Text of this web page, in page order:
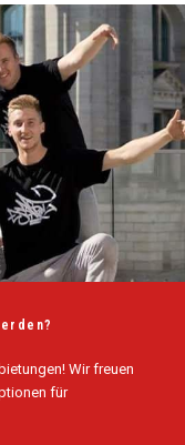
Wir freuen
für